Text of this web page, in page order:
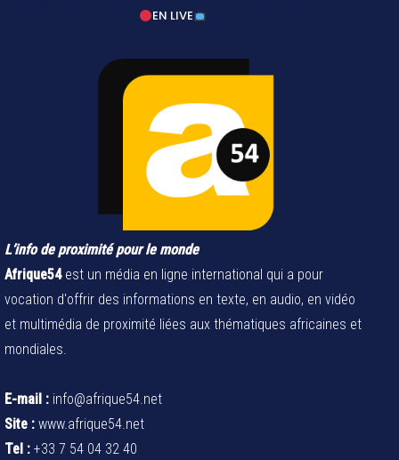
EN LIVE
L’info de proximité pour le monde
Afrique54est un média en ligne international qui a pour
vocation d'offrir des informations en texte, en audio, en vidéo
et multimédia de proximité liées aux thématiques africaines et
mondiales.
E-mail : info@afrique54.net
Site : www.afrique54.net
Tel : +33 7 54 04 32 40